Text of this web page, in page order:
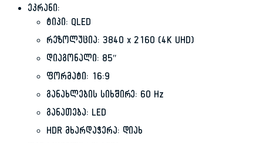
ეკრანი:
ტიპი: QLED
რეზოლუცია: 3840 x 2160 (4K UHD)
დიაგონალი: 85″
ფორმატი: 16:9
განახლების სიხშირე: 60 Hz
განათება: LED
HDR მხარდაჭერა: დიახ